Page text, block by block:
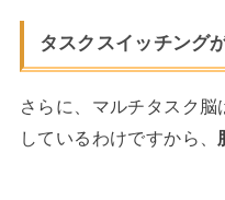
タスクスイッチング
さらに、マルチタスク
しているわけですから、